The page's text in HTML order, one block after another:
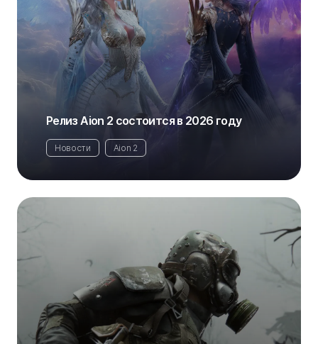
Релиз Aion 2 состоится в 2026 году
Новости Aion 2